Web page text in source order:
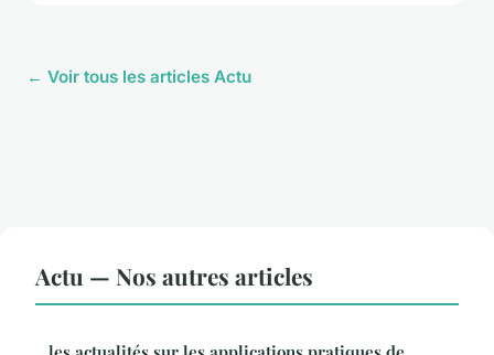
← Voir tous les articles Actu
Actu — Nos autres articles